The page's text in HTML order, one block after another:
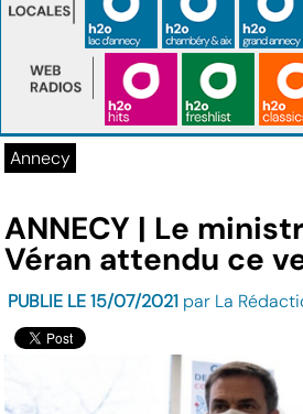
Annecy
ANNECY | Le
Véran attendu ce
PUBLIE LE 15/07/2021 par La